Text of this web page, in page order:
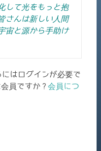
して光をもっと抱
さんは新しい人間
宙と源から手助け
はログインが必要で
会員ですか ? 会員につ